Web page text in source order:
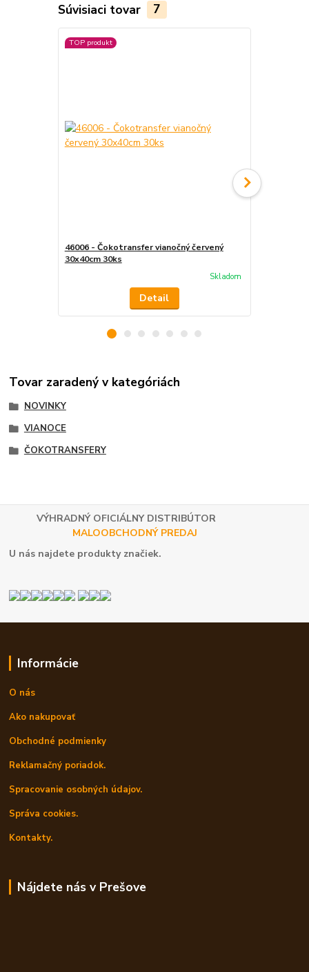
Súvisiaci tovar 7
TOP produkt
46006 - Čokotransfer vianočný červený
30x40cm 30ks
Skladom
Detail
Tovar zaradený v kategóriách
NOVINKY
VIANOCE
ČOKOTRANSFERY
VÝHRADNÝ OFICIÁLNY DISTRIBÚTOR
MALOOBCHODNÝ PREDAJ
U nás najdete produkty značiek.
Informácie
O nás
Ako nakupovať
Obchodné podmienky
Reklamačný poriadok.
Spracovanie osobných údajov.
Správa cookies.
Kontakty.
Nájdete nás v Prešove